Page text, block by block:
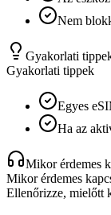
Nem
Gyakorlati
Gyakorlati tippek
Egyes
Ha az
Mikor érdemes
Mikor érdemes
Ellenőrizze, mielőtt